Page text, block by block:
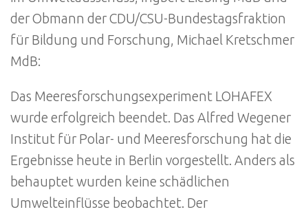
der Obmann der CDU/CSU-Bundestagsfraktion
für Bildung und Forschung, Michael Kretschmer
MdB:
Das Meeresforschungsexperiment LOHAFEX
wurde erfolgreich beendet. Das Alfred Wegener
Institut für Polar- und Meeresforschung hat die
Ergebnisse heute in Berlin vorgestellt. Anders als
behauptet wurden keine schädlichen
Umwelteinflüsse beobachtet. Der